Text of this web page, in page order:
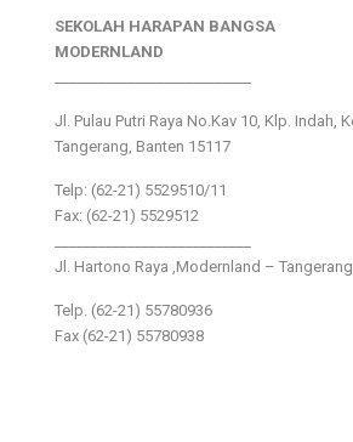
SEKOLAH HARAPAN BANGSA
MODERNLAND
Jl. Pulau Putri Raya No.Kav 10, Klp. Indah,
Tangerang, Banten 15117
Telp: (62-21) 5529510/11
Fax: (62-21) 5529512
Jl. Hartono Raya ,Modernland –
Telp. (62-21) 55780936
Fax (62-21) 55780938